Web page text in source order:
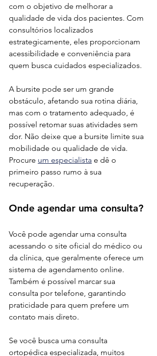
com o objetivo de melhorar a
qualidade de vida dos pacientes. Com
consultórios localizados
estrategicamente, eles proporcionam
acessibilidade e conveniência para
quem busca cuidados especializados.
A bursite pode ser um grande
obstáculo, afetando sua rotina diária,
mas com o tratamento adequado, é
possível retomar suas atividades sem
dor. Não deixe que a bursite limite sua
mobilidade ou qualidade de vida.
Procure um especialista e dê o
primeiro passo rumo à sua
recuperação.
Onde agendar uma consulta?
Você pode agendar uma consulta
acessando o site oficial do médico ou
da clínica, que geralmente oferece um
sistema de agendamento online.
Também é possível marcar sua
consulta por telefone, garantindo
praticidade para quem prefere um
contato mais direto.
Se você busca uma consulta
ortopédica especializada, muitos